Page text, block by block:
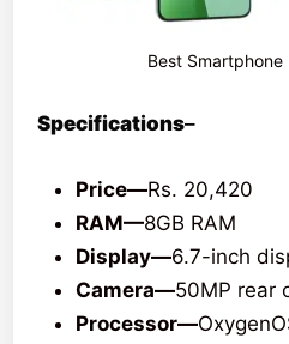
Best
Specifications–
Price—Rs. 20,420
RAM—8GB RAM
Display—6.7-inch
Camera—50MP rear
Processor—